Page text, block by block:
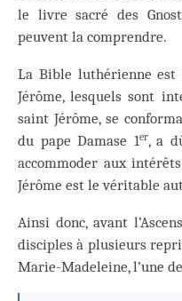
le livre sacré des
peuvent la comprendre.
La Bible luthérienne est
Jérôme, lesquels sont
saint Jérôme, se
du pape Damase 1er, a
accommoder aux
Jérôme est le véritable
Ainsi donc, avant
disciples à plusieurs
Marie-Madeleine, l’une